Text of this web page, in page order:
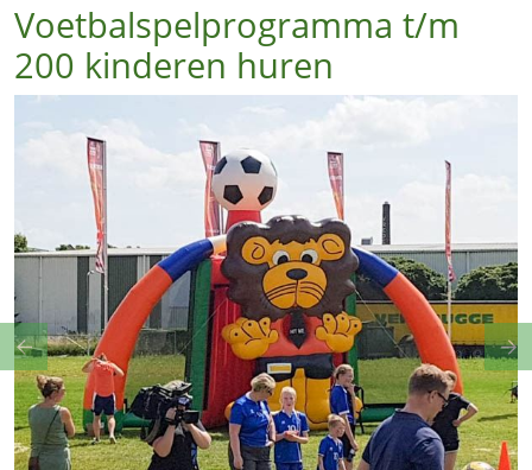
Voetbalspelprogramma t/m
200 kinderen huren
Previous